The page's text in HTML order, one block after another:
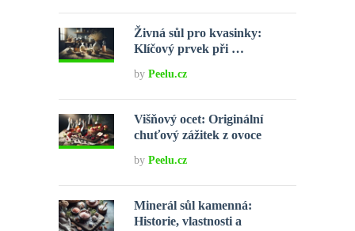
Živná sůl pro kvasinky:
Klíčový prvek při …
byPeelu.cz
Višňový ocet: Originální
chuťový zážitek z ovoce
byPeelu.cz
Minerál sůl kamenná:
Historie, vlastnosti a